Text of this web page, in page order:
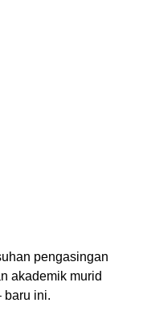
pengasingan
akademik murid
baru ini.